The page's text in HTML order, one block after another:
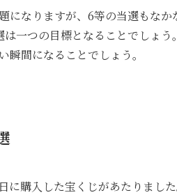
になりますが、6等の当選もな
一つの目標となることでしょ
間になることでしょう。
購入した宝くじがあたりました